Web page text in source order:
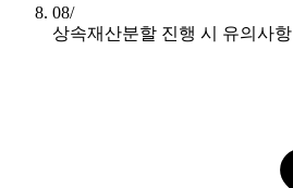
08/
상속재산분할 진행 시 유의사항